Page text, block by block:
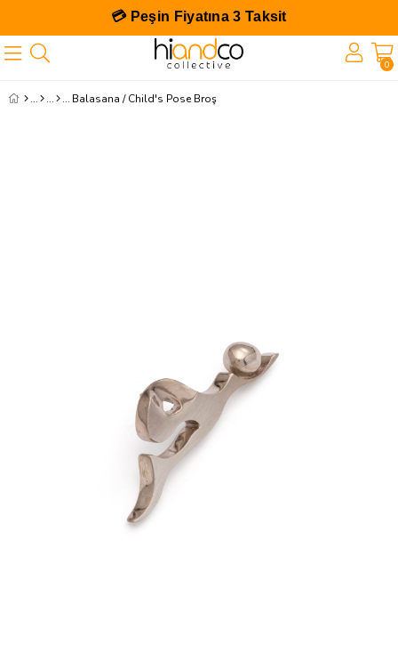
💳 Peşin Fiyatına 3 Taksit
0
Balasana / Child's Pose Broş